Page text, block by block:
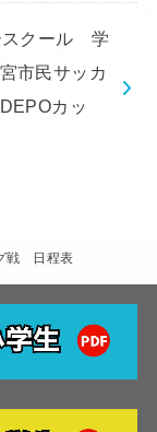
クール 学
市民サッカ
カッ
戦 日程表